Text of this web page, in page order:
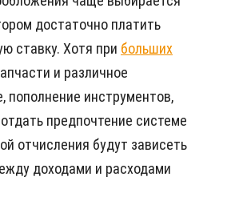
достаточно платить
ставку. Хотя при больших
и различное
пополнение инструментов,
предпочтение системе
отчисления будут зависеть
доходами и расходами